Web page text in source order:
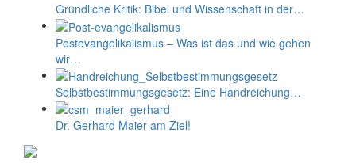
Gründliche Kritik: Bibel und Wissenschaft in der…
Postevangelikalismus – Was ist das und wie gehen
wir…
Selbstbestimmungs­­­­­­­gesetz: Eine Handreichung…
Dr. Gerhard Maier am Ziel!